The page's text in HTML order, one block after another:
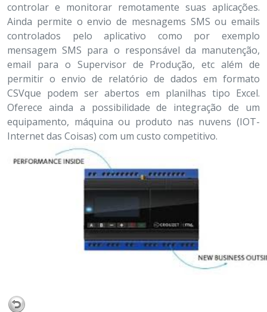
controlar e monitorar remotamente suas aplicações.
Ainda permite o envio de mesnagems SMS ou emails
controlados pelo aplicativo como por exemplo
mensagem SMS para o responsável da manutenção,
email para o Supervisor de Produção, etc além de
permitir o envio de relatório de dados em formato
CSVque podem ser abertos em planilhas tipo Excel.
Oferece ainda a possibilidade de integração de um
equipamento, máquina ou produto nas nuvens (IOT-
Internet das Coisas) com um custo competitivo.